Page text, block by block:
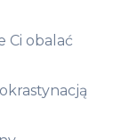
Ci obalać